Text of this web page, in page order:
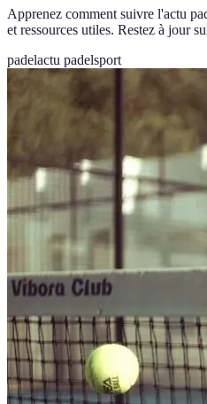
Apprenez comment suivre l'actu
et ressources utiles. Restez à jour
padelactu padelsport